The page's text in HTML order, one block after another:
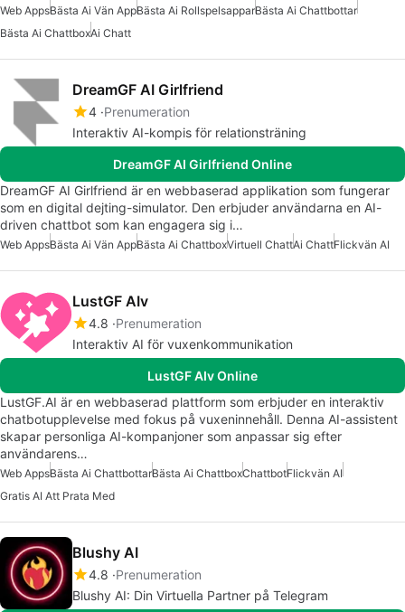
Web AppsBästa Ai Vän AppBästa Ai RollspelsapparBästa Ai Chattbottar
Bästa Ai ChattboxAi Chatt
DreamGF AI Girlfriend
4 Prenumeration
Interaktiv AI-kompis för relationsträning
DreamGF AI Girlfriend Online
DreamGF AI Girlfriend är en webbaserad applikation som fungerar
som en digital dejting-simulator. Den erbjuder användarna en AI-
driven chattbot som kan engagera sig i…
Web AppsBästa Ai Vän AppBästa Ai ChattboxVirtuell ChattAi ChattFlickvän AI
LustGF AIv
4.8 Prenumeration
Interaktiv AI för vuxenkommunikation
LustGF AIv Online
LustGF.AI är en webbaserad plattform som erbjuder en interaktiv
chatbotupplevelse med fokus på vuxeninnehåll. Denna AI-assistent
skapar personliga AI-kompanjoner som anpassar sig efter
användarens…
Web AppsBästa Ai ChattbottarBästa Ai ChattboxChattbotFlickvän AI
Gratis AI Att Prata Med
Blushy AI
4.8 Prenumeration
Blushy AI: Din Virtuella Partner på Telegram